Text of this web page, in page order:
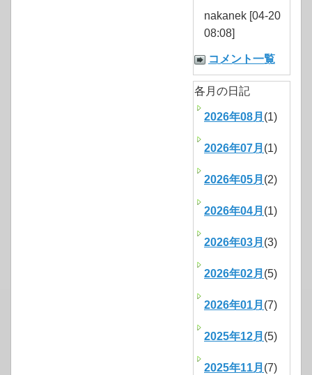
nakanek [04-20
08:08]
コメント一覧
各月の日記
2026年08月 (1)
2026年07月 (1)
2026年05月 (2)
2026年04月 (1)
2026年03月 (3)
2026年02月 (5)
2026年01月 (7)
2025年12月 (5)
2025年11月 (7)